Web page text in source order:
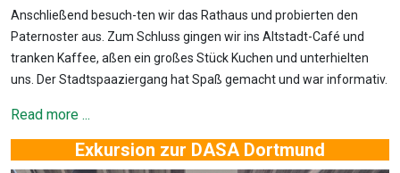
Anschließend besuch-ten wir das Rathaus und probierten den
Paternoster aus. Zum Schluss gingen wir ins Altstadt-Café und
tranken Kaffee, aßen ein großes Stück Kuchen und unterhielten
uns. Der Stadtspaaziergang hat Spaß gemacht und war informativ.
Read more ...
Exkursion zur DASA Dortmund